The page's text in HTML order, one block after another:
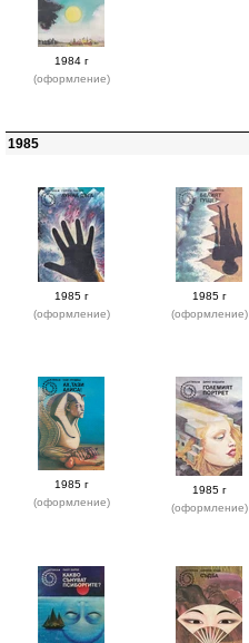
1984 г
(оформление)
1985
1985 г
(оформление)
1985 г
(оформление)
1985 г
(оформление)
1985 г
(оформление)